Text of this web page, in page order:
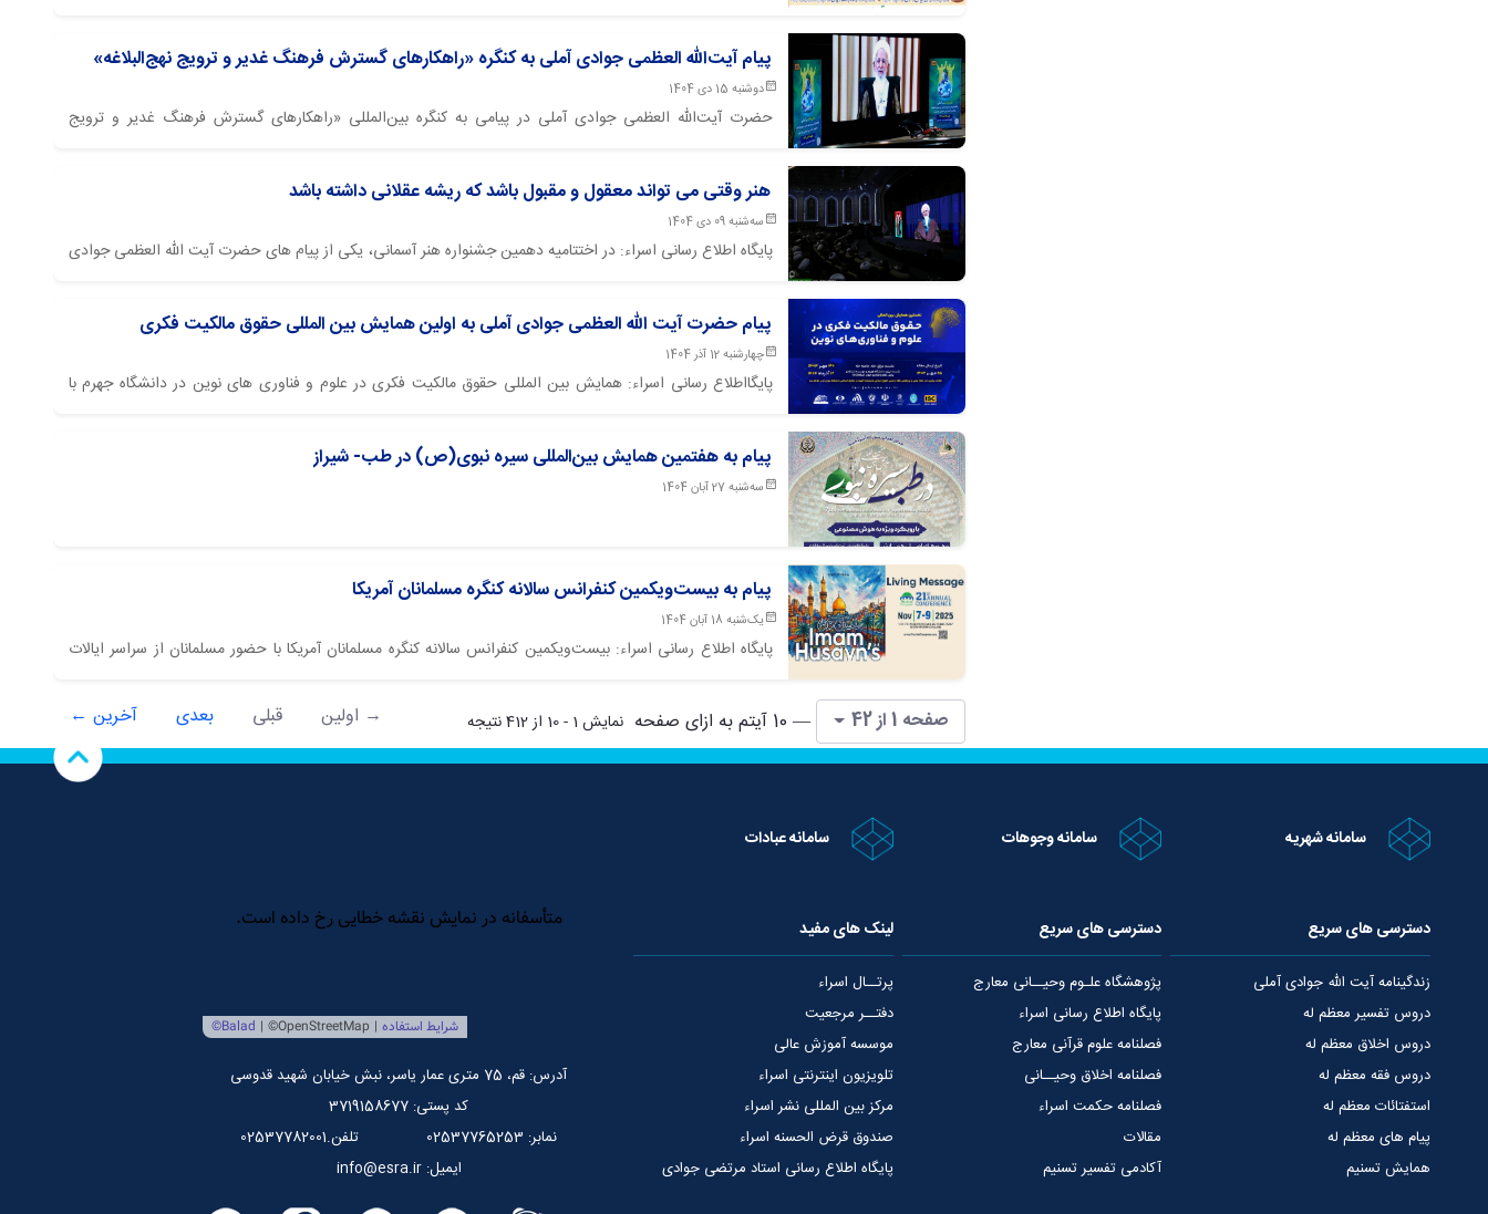
پیام آیت‌الله العظمی جوادی آملی به کنگره «راهکارهای گسترش فرهنگ غدیر و ترویج نهج‌البلاغه»
دوشنبه 15 دی 1404
حضرت آیت‌الله العظمی جوادی آملی در پیامی به کنگره بین‌المللی «راهکارهای گسترش فرهنگ غدیر و ترویج
هنر وقتی می تواند معقول و مقبول باشد كه ريشه عقلانی داشته باشد
سه‌شنبه 09 دی 1404
پایگاه اطلاع رسانی اسراء: در اختتامیه دهمین جشنواره هنر آسمانی، یکی از پیام های حضرت آیت الله العظمی جوادی
پیام حضرت آیت الله العظمی جوادی آملی به اولین همایش بین المللی حقوق مالکیت فکری
چهارشنبه 12 آذر 1404
پایگااطلاع رسانی اسراء: همایش بین المللی حقوق مالکیت فکری در علوم و فناوری های نوین در دانشگاه جهرم با
پیام به هفتمین همایش بین‌المللی سیره نبوی(ص) در طب- شیراز
سه‌شنبه 27 آبان 1404
پیام به بیست‌ویکمین کنفرانس سالانه کنگره مسلمانان آمریکا
یک‌شنبه 18 آبان 1404
پایگاه اطلاع رسانی اسراء: بیست‌ویکمین کنفرانس سالانه کنگره مسلمانان آمریکا با حضور مسلمانان از سراسر ایالات
صفحه 1 از 42 — 10 آیتم به ازای صفحه نمایش 1 - 10 از 412 نتیجه → اولین قبلی بعدی آخرین ←
سامانه شهریه سامانه وجوهات سامانه عبادات
دسترسی های سریع
زندگینامه آیت الله جوادی آملی
دروس تفسیر معظم له
دروس اخلاق معظم له
دروس فقه معظم له
استفتائات معظم له
پیام های معظم له
همایش تسنیم
دسترسی های سریع
پژوهشگاه علـوم وحیــانی معارج
پایگاه اطلاع رسانی اسراء
فصلنامه علوم قرآنی معارج
فصلنامه اخلاق وحیــانی
فصلنامه حکمت اسراء
مقالات
آکادمی تفسیر تسنیم
لینک های مفید
پرتــال اسراء
دفتــر مرجعیت
موسسه آموزش عالی
تلویزیون اینترنتی اسراء
مرکز بین المللی نشر اسراء
صندوق قرض الحسنه اسراء
پایگاه اطلاع رسانی استاد مرتضی جوادی
آدرس: قم، 75 متری عمار یاسر، نبش خیابان شهید قدوسی
کد پستی: 3719158677
نمابر: 02537765253
تلفن.02537782001
ایمیل: info@esra.ir